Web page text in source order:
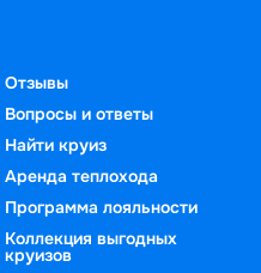
Отзывы
Вопросы и ответы
Найти круиз
Аренда теплохода
Программа лояльности
Коллекция выгодных
круизов